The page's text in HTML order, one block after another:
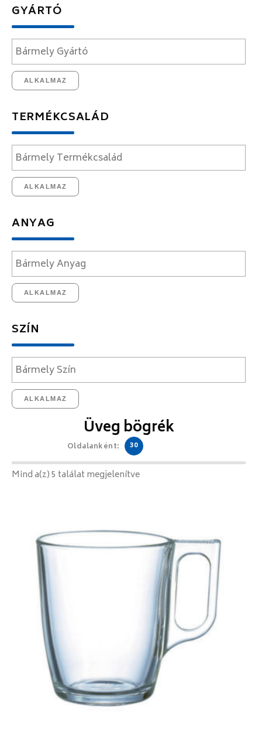
GYÁRTÓ
ALKALMAZ
TERMÉKCSALÁD
ALKALMAZ
ANYAG
ALKALMAZ
SZÍN
ALKALMAZ
Üveg bögrék
Oldalanként: 30
Mind a(z) 5 találat megjelenítve